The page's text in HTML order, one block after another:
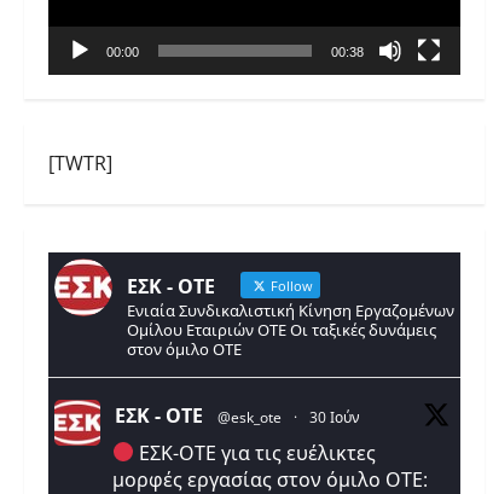
00:00 00:38
[TWTR]
ΕΣΚ - ΟΤΕ Follow
Ενιαία Συνδικαλιστική Κίνηση Εργαζομένων
Ομίλου Εταιριών ΟΤΕ Οι ταξικές δυνάμεις
στον όμιλο ΟΤΕ
ΕΣΚ - ΟΤΕ @esk_ote · 30 Ιούν
ΕΣΚ-ΟΤΕ για τις ευέλικτες
μορφές εργασίας στον όμιλο ΟΤΕ: